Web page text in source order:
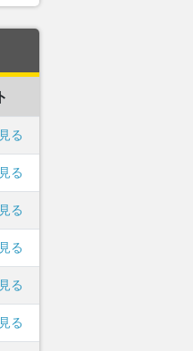
る
る
る
る
る
る